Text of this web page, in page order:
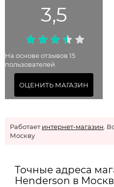
3,5
На основе отзывов 15
пользователей.
ОЦЕНИТЬ МАГАЗИН
Работаетинтернет-магазин .
Москву
Точные адреса
Henderson в